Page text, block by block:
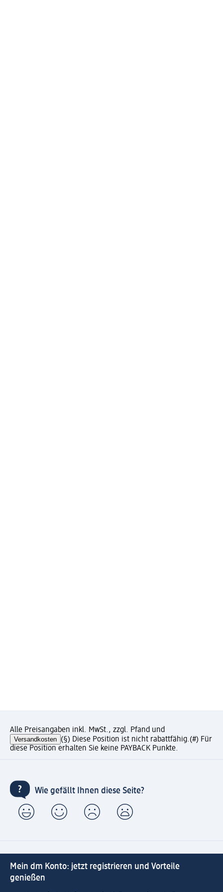
Alle Preisangaben inkl. MwSt., zzgl. Pfand und
Versandkosten (§) Diese Position ist nicht rabattfähig.(#) Für
diese Position erhalten Sie keine PAYBACK Punkte.
Wie gefällt Ihnen diese Seite?
Mein dm Konto: jetzt registrieren und Vorteile
genießen